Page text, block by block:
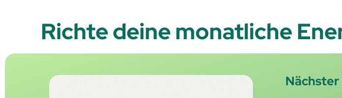
Richte deine monatliche